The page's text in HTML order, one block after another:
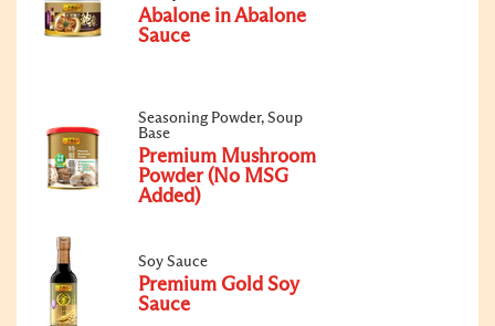
Abalone in Abalone
Sauce
Seasoning Powder, Soup
Base
Premium Mushroom
Powder (No MSG
Added)
Soy Sauce
Premium Gold Soy
Sauce